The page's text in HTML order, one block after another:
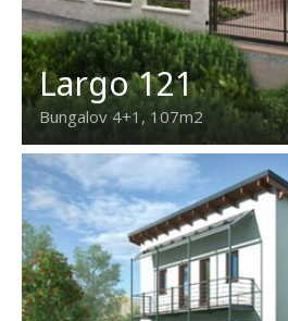
Largo 121
Bungalov 4+1, 107m2